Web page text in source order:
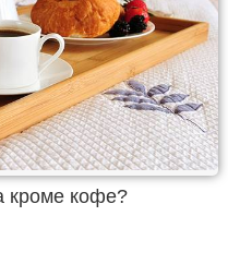
кроме кофе?